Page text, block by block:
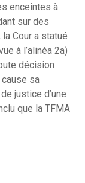
enceintes à
sur des
Cour a statué
à l’alinéa 2a)
décision
cause sa
justice d’une
que la TFMA